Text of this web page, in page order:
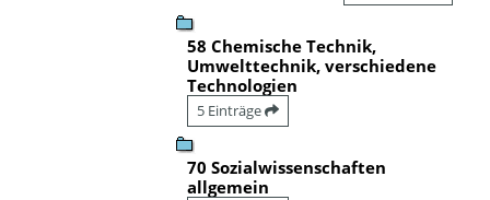
58 Chemische Technik,
Umwelttechnik, verschiedene
Technologien
5 Einträge
70 Sozialwissenschaften
allgemein